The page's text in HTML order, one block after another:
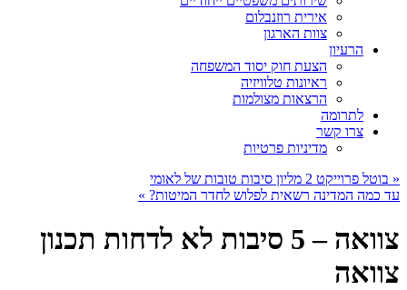
אירית רוזנבלום
צוות הארגון
הרעיון
הצעת חוק יסוד המשפחה
ראיונות טלוויזיה
הרצאות מצולמות
לתרומה
צרו קשר
מדיניות פרטיות
« בוטל פרוייקט 2 מליון סיבות טובות של לאומי
עד כמה המדינה רשאית לפלוש לחדר המיטות? »
צוואה – 5 סיבות לא לדחות תכנון
צוואה